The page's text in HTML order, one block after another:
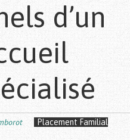
d’un
Placement Familial